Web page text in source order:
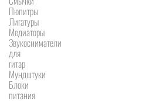
Пюпитры
Лигатуры
Медиаторы
Звукосниматели
для
гитар
Мундштуки
Блоки
питания